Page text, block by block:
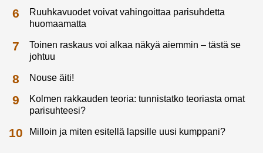
Ruuhkavuodet voivat vahingoittaa parisuhdetta
huomaamatta
Toinen raskaus voi alkaa näkyä aiemmin – tästä se
johtuu
Nouse äiti!
Kolmen rakkauden teoria: tunnistatko teoriasta omat
parisuhteesi?
Milloin ja miten esitellä lapsille uusi kumppani?